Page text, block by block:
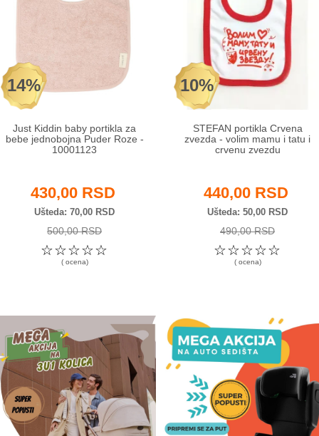
14%
Just Kiddin baby portikla za
bebe jednobojna Puder Roze -
10001123
430,00 RSD
Ušteda 70,00 RSD
500,00 RSD
☆
☆
☆
☆
☆
( ocena)
10%
STEFAN portikla Crvena
zvezda - volim mamu i tatu i
crvenu zvezdu
440,00 RSD
Ušteda 50,00 RSD
490,00 RSD
☆
☆
☆
☆
☆
( ocena)